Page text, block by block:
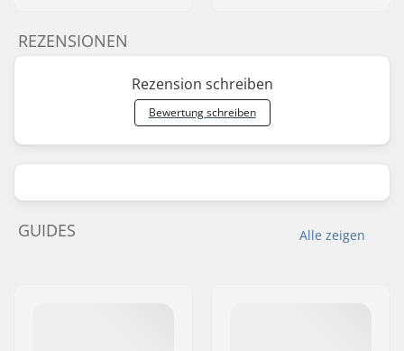
REZENSIONEN
Rezension schreiben
Bewertung schreiben
Alle zeigen
GUIDES